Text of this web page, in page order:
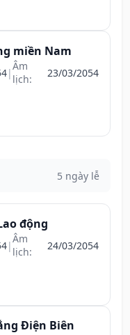
miền Nam
|Âm
lịch:
23/03/2054
5 ngày lễ
động
|Âm
lịch:
24/03/2054
Điện Biên